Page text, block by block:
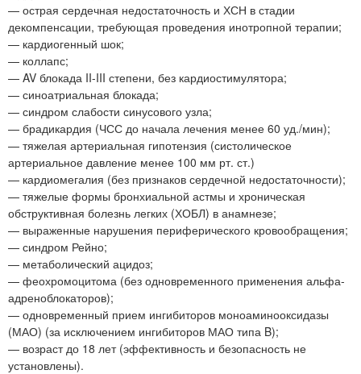
— острая сердечная недостаточность и ХСН в стадии
декомпенсации, требующая проведения инотропной терапии;
— кардиогенный шок;
— коллапс;
— AV блокада II-III степени, без кардиостимулятора;
— синоатриальная блокада;
— синдром слабости синусового узла;
— брадикардия (ЧСС до начала лечения менее 60 уд./мин);
— тяжелая артериальная гипотензия (систолическое
артериальное давление менее 100 мм рт. ст.)
— кардиомегалия (без признаков сердечной недостаточности);
— тяжелые формы бронхиальной астмы и хроническая
обструктивная болезнь легких (ХОБЛ) в анамнезе;
— выраженные нарушения периферического кровообращения;
— синдром Рейно;
— метаболический ацидоз;
— феохромоцитома (без одновременного применения альфа-
адреноблокаторов);
— одновременный прием ингибиторов моноаминооксидазы
(МАО) (за исключением ингибиторов МАО типа B);
— возраст до 18 лет (эффективность и безопасность не
установлены).